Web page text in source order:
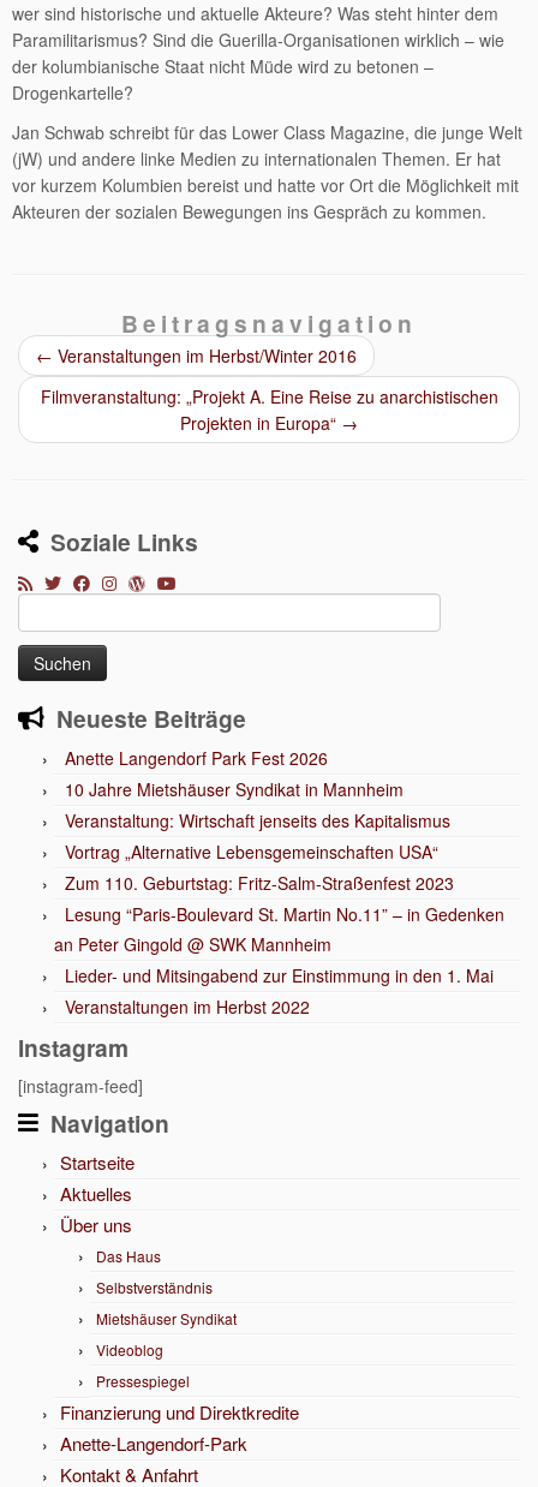
wer sind historische und aktuelle Akteure? Was steht hinter dem
Paramilitarismus? Sind die Guerilla-Organisationen wirklich – wie
der kolumbianische Staat nicht Müde wird zu betonen –
Drogenkartelle?
Jan Schwab schreibt für das Lower Class Magazine, die junge Welt
(jW) und andere linke Medien zu internationalen Themen. Er hat
vor kurzem Kolumbien bereist und hatte vor Ort die Möglichkeit mit
Akteuren der sozialen Bewegungen ins Gespräch zu kommen.
Beitragsnavigation
← Veranstaltungen im Herbst/Winter 2016
Filmveranstaltung: „Projekt A. Eine Reise zu anarchistischen
Projekten in Europa“ →
Soziale Links
nach:
Neueste Beiträge
Anette Langendorf Park Fest 2026
10 Jahre Mietshäuser Syndikat in Mannheim
Veranstaltung: Wirtschaft jenseits des Kapitalismus
Vortrag „Alternative Lebensgemeinschaften USA“
Zum 110. Geburtstag: Fritz-Salm-Straßenfest 2023
Lesung “Paris-Boulevard St. Martin No.11” – in Gedenken
an Peter Gingold @ SWK Mannheim
Lieder- und Mitsingabend zur Einstimmung in den 1. Mai
Veranstaltungen im Herbst 2022
Instagram
[instagram-feed]
Navigation
Startseite
Aktuelles
Über uns
Das Haus
Selbstverständnis
Mietshäuser Syndikat
Videoblog
Pressespiegel
Finanzierung und Direktkredite
Anette-Langendorf-Park
Kontakt & Anfahrt